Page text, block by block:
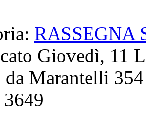
RASSEGNA
Giovedì, 11
da Marantelli 354